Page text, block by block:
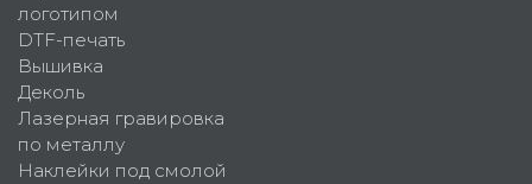
логотипом
DTF-печать
Вышивка
Деколь
Лазерная гравировка
по металлу
Наклейки под смолой